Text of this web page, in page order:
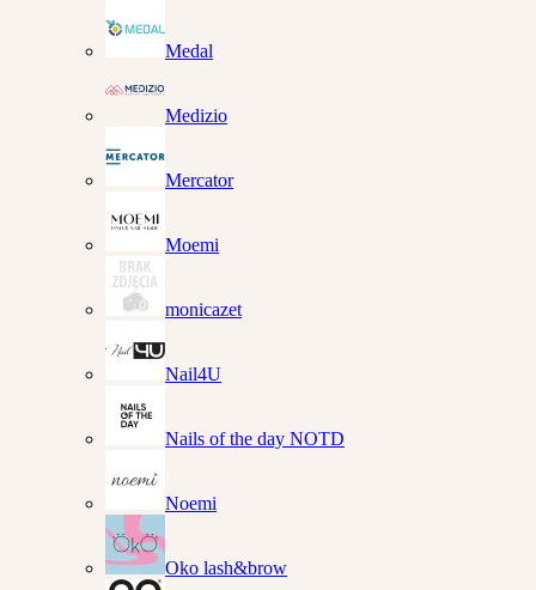
Medal
Medizio
Mercator
Moemi
monicazet
Nail4U
Nails of the day NOTD
Noemi
Oko lash&brow